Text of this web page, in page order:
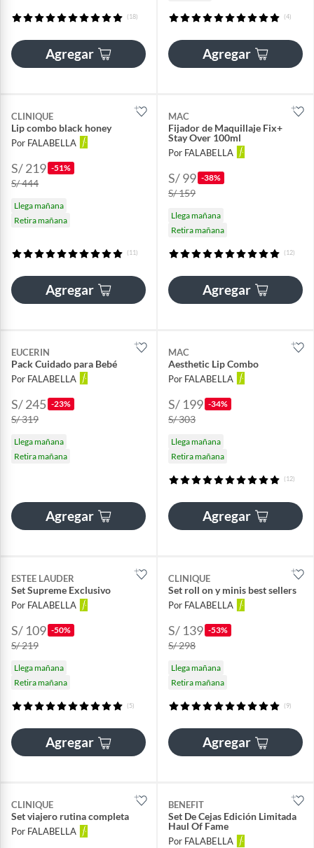
(18)
Agregar
(4)
Agregar
CLINIQUE
Lip combo black honey
Por FALABELLA
S/ 219 -51%
S/ 444
Llega mañana
Retira mañana
(11)
Agregar
MAC
Fijador de Maquillaje Fix+
Stay Over 100ml
Por FALABELLA
S/ 99 -38%
S/ 159
Llega mañana
Retira mañana
(12)
Agregar
EUCERIN
Pack Cuidado para Bebé
Por FALABELLA
S/ 245 -23%
S/ 319
Llega mañana
Retira mañana
Agregar
MAC
Aesthetic Lip Combo
Por FALABELLA
S/ 199 -34%
S/ 303
Llega mañana
Retira mañana
(12)
Agregar
ESTEE LAUDER
Set Supreme Exclusivo
Por FALABELLA
S/ 109 -50%
S/ 219
Llega mañana
Retira mañana
(5)
Agregar
CLINIQUE
Set roll on y minis best sellers
Por FALABELLA
S/ 139 -53%
S/ 298
Llega mañana
Retira mañana
(9)
Agregar
CLINIQUE
Set viajero rutina completa
Por FALABELLA
BENEFIT
Set De Cejas Edición Limitada
Haul Of Fame
Por FALABELLA